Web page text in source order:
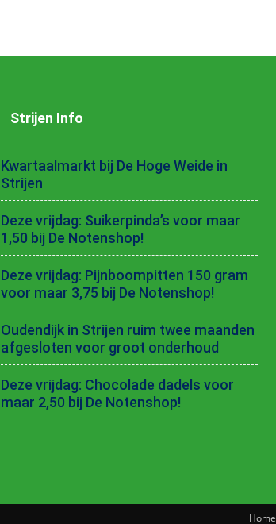
Strijen Info
Kwartaalmarkt bij De Hoge Weide in
Strijen
Deze vrijdag: Suikerpinda’s voor maar
1,50 bij De Notenshop!
Deze vrijdag: Pijnboompitten 150 gram
voor maar 3,75 bij De Notenshop!
Oudendijk in Strijen ruim twee maanden
afgesloten voor groot onderhoud
Deze vrijdag: Chocolade dadels voor
maar 2,50 bij De Notenshop!
Home